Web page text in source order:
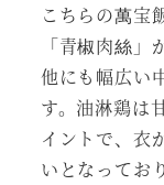
こちらの萬宝
「青椒肉絲」
他にも幅広い
す。油淋鶏は
イントで、衣
いとなってお